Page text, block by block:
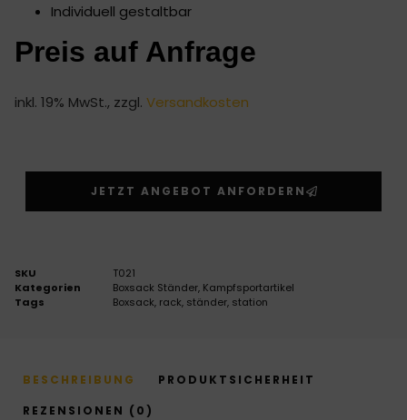
Individuell gestaltbar
Preis auf Anfrage
inkl. 19% MwSt., zzgl. Versandkosten
JETZT ANGEBOT ANFORDERN
SKU
T021
Kategorien
Boxsack Ständer, Kampfsportartikel
Tags
Boxsack, rack, ständer, station
BESCHREIBUNG
PRODUKTSICHERHEIT
REZENSIONEN (0)